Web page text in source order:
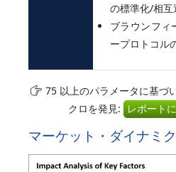
の標準化/相互
ブラウンフィ
ープロトコル
75 以上のパラメータに基づ
クロを発見: レポート
マーケット・ダイナミ